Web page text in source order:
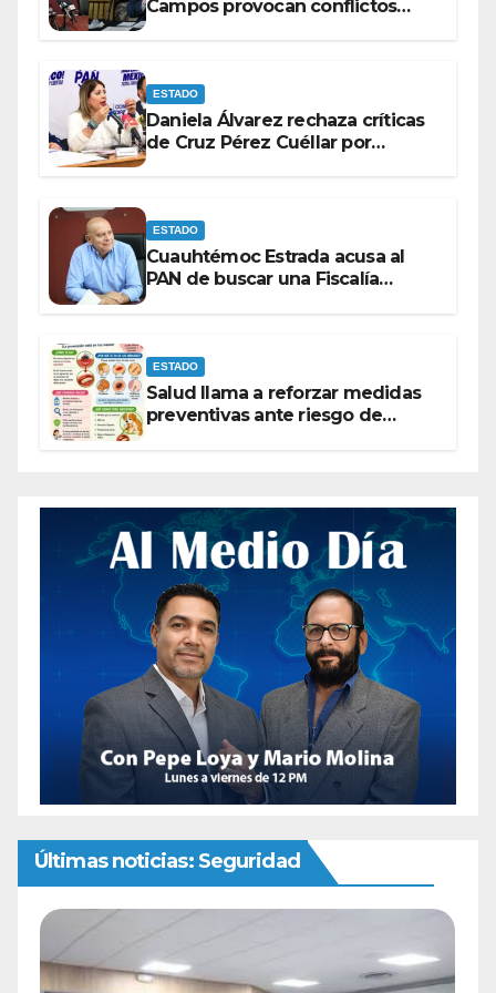
Campos provocan conflictos
ESTADO
Daniela Álvarez rechaza críticas
de Cruz Pérez Cuéllar por
ESTADO
Cuauhtémoc Estrada acusa al
PAN de buscar una Fiscalía
ESTADO
Salud llama a reforzar medidas
preventivas ante riesgo de
Últimas noticias: Seguridad